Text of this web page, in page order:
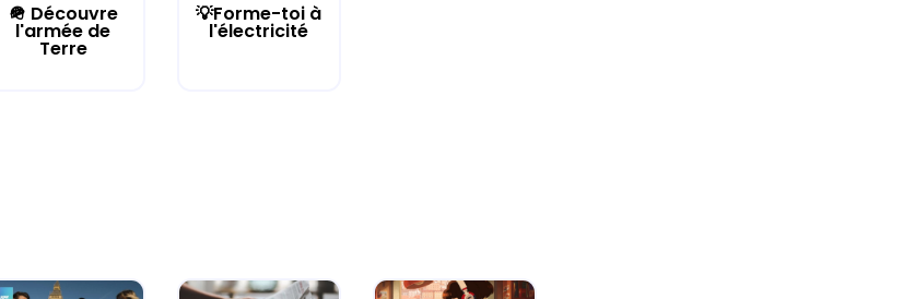
🪖 Découvre
l'armée de
Terre
💡Forme-toi à
l'électricité